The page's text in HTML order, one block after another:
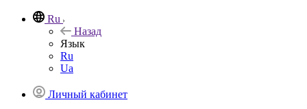
Ru
Назад
Язык
Ru
Ua
Личный кабинет